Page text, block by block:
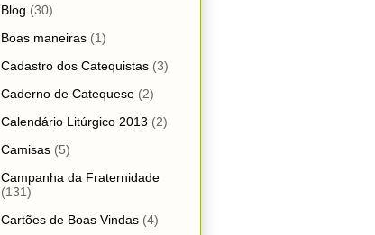
Blog (30)
Boas maneiras (1)
Cadastro dos Catequistas (3)
Caderno de Catequese (2)
Calendário Litúrgico 2013 (2)
Camisas (5)
Campanha da Fraternidade
(131)
Cartões de Boas Vindas (4)